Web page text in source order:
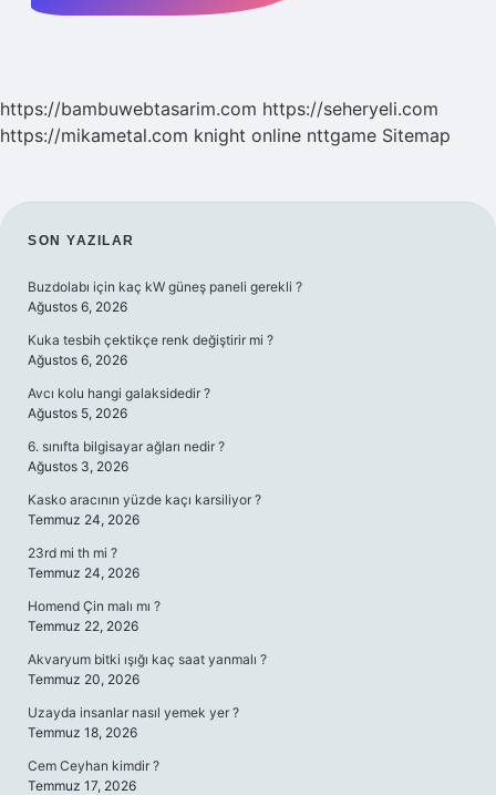
https://bambuwebtasarim.com https://seheryeli.com
https://mikametal.com knight online nttgame Sitemap
SIDEBAR
SON YAZILAR
Buzdolabı için kaç kW güneş paneli gerekli ?
Ağustos 6, 2026
Kuka tesbih çektikçe renk değiştirir mi ?
Ağustos 6, 2026
Avcı kolu hangi galaksidedir ?
Ağustos 5, 2026
6. sınıfta bilgisayar ağları nedir ?
Ağustos 3, 2026
Kasko aracının yüzde kaçı karsiliyor ?
Temmuz 24, 2026
23rd mi th mi ?
Temmuz 24, 2026
Homend Çin malı mı ?
Temmuz 22, 2026
Akvaryum bitki ışığı kaç saat yanmalı ?
Temmuz 20, 2026
Uzayda insanlar nasıl yemek yer ?
Temmuz 18, 2026
Cem Ceyhan kimdir ?
Temmuz 17, 2026